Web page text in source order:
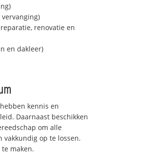
renovatie en
en dakleer)
kennis en
Daarnaast beschikken
om alle
vakkundig op te lossen.
maken.